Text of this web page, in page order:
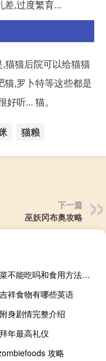
,过度繁育...
猫猫后院可以给猫猫
猫,罗卜特等这些都是
听... 猫。
猫粮
下一篇
巫妖冈布奥攻略
血皮菜不能吃吗和食用方法（血皮菜到底能不能吃）
祥食物有哪些英语
身剧情完整介绍
年最高礼仪
攻略